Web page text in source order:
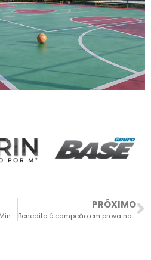
Salto vence 2 das 3 finais do Minobol
PRÓXIMO
Benedito é campeão em prova nos EUA